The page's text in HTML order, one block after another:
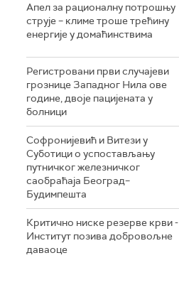
Апел за рационалну потрошњу
струје – климе троше трећину
енергије у домаћинствима
Регистровани први случајеви
грознице Западног Нила ове
године, двоје пацијената у
болници
Софронијевић и Витези у
Суботици о успостављању
путничког железничког
саобраћаја Београд–
Будимпешта
Критично ниске резерве крви -
Институт позива добровољне
даваоце